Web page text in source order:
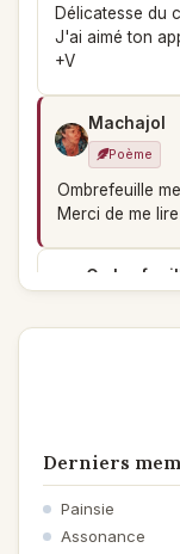
Délicatesse du
J'ai aimé ton
+V
Machajol
Poème
Ombrefeuille
Merci de me
esquissée avec
grand respect.
Le souvenir de
Derniers
Painsie
Assonance